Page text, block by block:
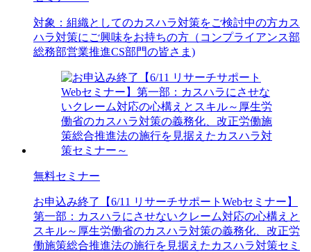
対象： 組織としてのカスハラ対策をご検討中の方カス
ハラ対策にご興味をお持ちの方（コンプライアンス部
総務部営業推進CS部門の皆さま)
無料セミナー
お申込み終了
【6/11 リサーチサポートWebセミナー】
第一部：カスハラにさせないクレーム対応の心構えと
スキル～厚生労働省のカスハラ対策の義務化、改正労
働施策総合推進法の施行を見据えたカスハラ対策セミ